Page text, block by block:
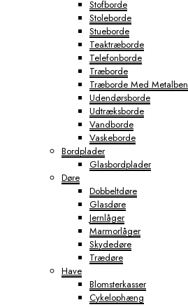
Stofborde
Stoleborde
Stueborde
Teaktræborde
Telefonborde
Træborde
Træborde Med Metalben
Udendørsborde
Udtræksborde
Vandborde
Vaskeborde
Bordplader
Glasbordplader
Døre
Dobbeltdøre
Glasdøre
Jernlåger
Marmorlåger
Skydedøre
Trædøre
Have
Blomsterkasser
Cykelophæng